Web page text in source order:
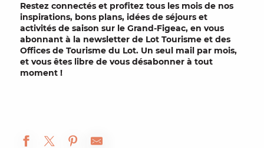
Restez connectés et profitez tous les mois de nos
inspirations, bons plans, idées de séjours et
activités de saison sur le Grand-Figeac, en vous
abonnant à la newsletter de Lot Tourisme et des
Offices de Tourisme du Lot. Un seul mail par mois,
et vous êtes libre de vous désabonner à tout
moment !